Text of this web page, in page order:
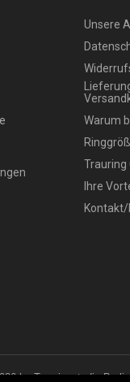
Unsere
Warum
Trauring
Ihre
by Trauringstudio Berlin